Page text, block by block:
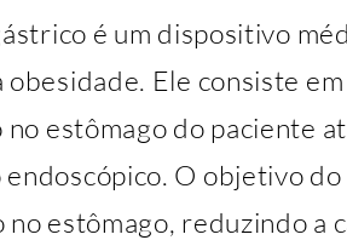
é um dispositivo
Ele consiste
estômago do paciente
O objetivo
no estômago, reduzindo a